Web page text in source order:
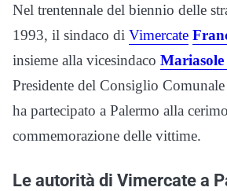
Nel trentennale del biennio delle
1993, il sindaco di Vimercate
insieme alla vicesindaco Mariasole
Presidente del Consiglio Comunale
ha partecipato a Palermo alla
commemorazione delle vittime.
Le autorità di Vimercate a